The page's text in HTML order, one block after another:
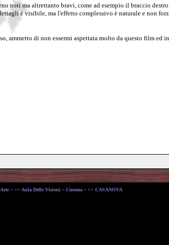
noti ma altrettanto bravi, come ad esempio il braccio
è visibile, ma l'effetto complessivo è naturale e non
ammetto di non essermi aspettata molto da questo film ed
~>> Aula Delle Visioni ~ Cinema ~>> CASANOVA